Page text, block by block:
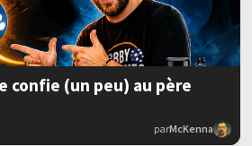
confie (un peu) au père
parMcKenna